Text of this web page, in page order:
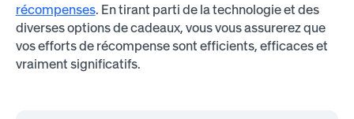
récompenses. En tirant parti de la technologie et des
diverses options de cadeaux, vous vous assurerez que
vos efforts de récompense sont efficients, efficaces et
vraiment significatifs.